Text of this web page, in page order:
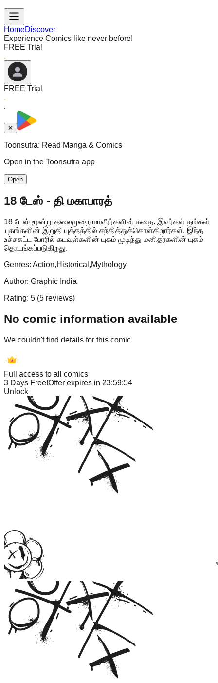
HomeDiscover
Experience Comics like never before!
FREE Trial
FREE Trial
✕
Toonsutra: Read Manga & Comics
Open in the Toonsutra app
Open
18 டேஸ் - தி மகாபாரத்
18 டேஸ் மூன்று தலைமுறை மாவீரர்களின் கதை. இவர்கள் தங்கள்
யுகங்களின் இறுதி யுத்தத்தில் சந்தித்துக்கொள்கிறார்கள். இந்த
உச்சகட்ட போரில் கடவுள்களின் யுகம் முடிந்து மனிதர்களின் யுகம்
தொடங்கப்படுகிறது.
Genres: Action,Historical,Mythology
Author: Graphic India
Rating: 5 (5 reviews)
No comic information available
We couldn't find details for this comic.
Full access to all comics
3 Days Free!Offer expires in 23:59:54
Unlock